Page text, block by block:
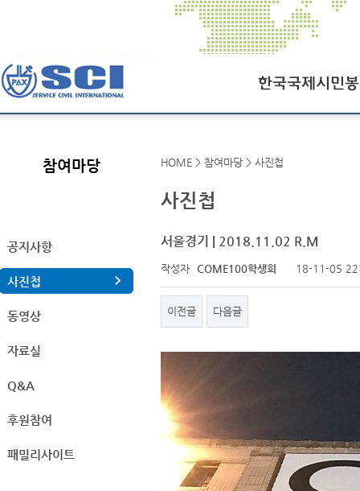
연혁
조직도
참여마당
공지사항
사진첩
동영상
자료실
Q&A
후원참여
패밀리사이트
HOME > 참여마당 > 사진첩
사진첩
서울경기 | 2018.11.02 R.M
작성자 COME100학생회 18-11-05
이전글 다음글